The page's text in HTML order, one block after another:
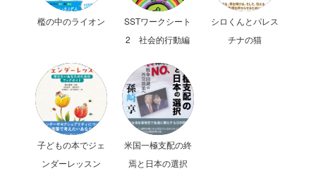
檻の中のライオン
SSTワークシート
2 社会的行動編
シロくんとパレス
チナの猫
子どもの本でジェ
ンダーレッスン
米国一極支配の終
焉と日本の選択